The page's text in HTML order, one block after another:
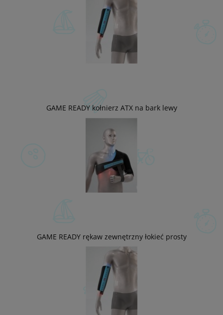
GAME READY kołnierz ATX na bark lewy
GAME READY rękaw zewnętrzny łokieć prosty